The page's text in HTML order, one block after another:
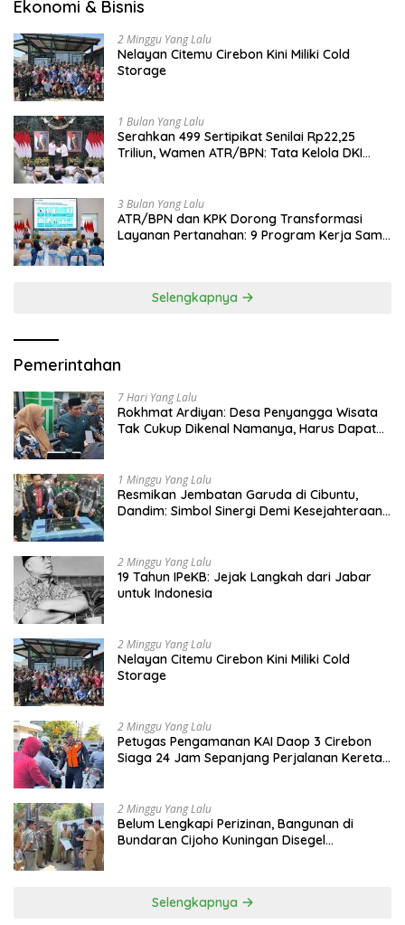
Ekonomi & Bisnis
2 Minggu Yang Lalu
Nelayan Citemu Cirebon Kini Miliki Cold
Storage
1 Bulan Yang Lalu
Serahkan 499 Sertipikat Senilai Rp22,25
Triliun, Wamen ATR/BPN: Tata Kelola DKI
3 Bulan Yang Lalu
ATR/BPN dan KPK Dorong Transformasi
Layanan Pertanahan: 9 Program Kerja Sama
Selengkapnya
Pemerintahan
7 Hari Yang Lalu
Rokhmat Ardiyan: Desa Penyangga Wisata
Tak Cukup Dikenal Namanya, Harus Dapat
1 Minggu Yang Lalu
Resmikan Jembatan Garuda di Cibuntu,
Dandim: Simbol Sinergi Demi Kesejahteraan
2 Minggu Yang Lalu
19 Tahun IPeKB: Jejak Langkah dari Jabar
untuk Indonesia
2 Minggu Yang Lalu
Nelayan Citemu Cirebon Kini Miliki Cold
Storage
2 Minggu Yang Lalu
Petugas Pengamanan KAI Daop 3 Cirebon
Siaga 24 Jam Sepanjang Perjalanan Kereta
2 Minggu Yang Lalu
Belum Lengkapi Perizinan, Bangunan di
Bundaran Cijoho Kuningan Disegel
Selengkapnya